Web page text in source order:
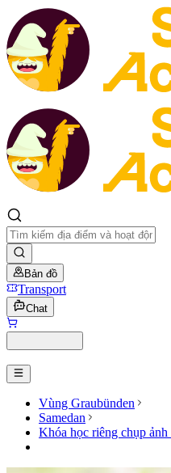
Bản đồ
Transport
Chat
Vùng Graubünden
Samedan
Khóa học riêng chụp